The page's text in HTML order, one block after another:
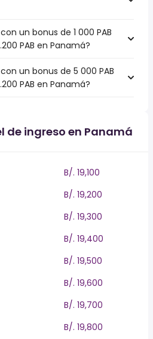
un bonus de 1 000 PAB
PAB en Panamá?
un bonus de 5 000 PAB
PAB en Panamá?
de ingreso en Panamá
B/. 19,100
B/. 19,200
B/. 19,300
B/. 19,400
B/. 19,500
B/. 19,600
B/. 19,700
B/. 19,800